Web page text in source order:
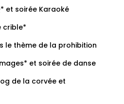
et soirée Karaoké
crible*
le thème de la prohibition
et soirée de danse
de la corvée et